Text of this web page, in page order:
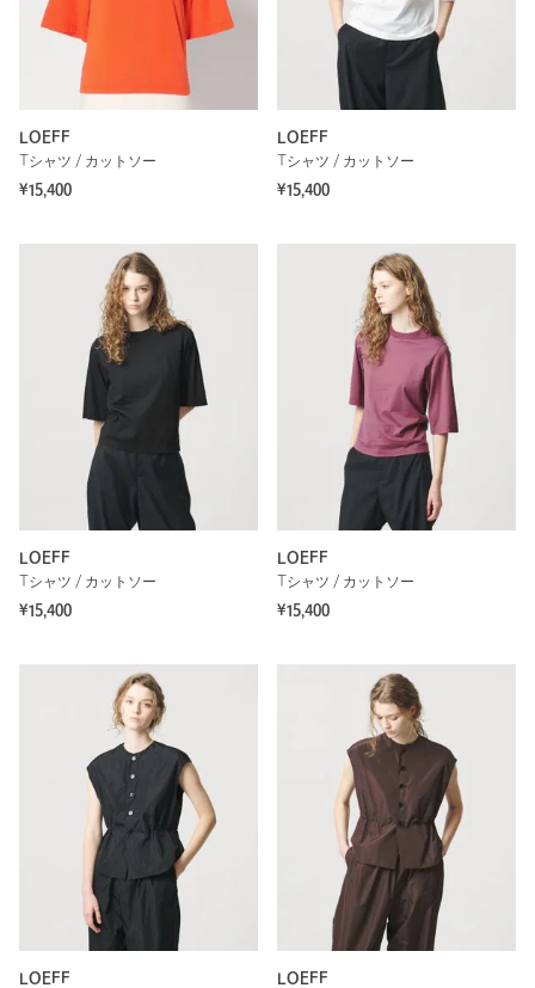
LOEFF
Tシャツ / カットソー
¥15,400
LOEFF
Tシャツ / カットソー
¥15,400
LOEFF
Tシャツ / カットソー
¥15,400
LOEFF
Tシャツ / カットソー
¥15,400
LOEFF
LOEFF